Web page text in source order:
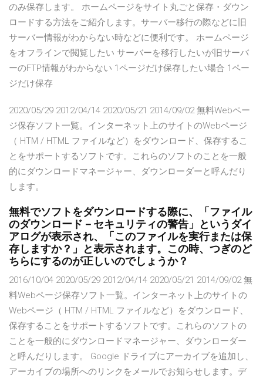
のみ保存します。 ホームページをサイト丸ごと保存・ダウン
ロードする方法をご紹介します。サーバー移行の際などに旧
サーバー情報がわからない時などに便利です。 ホームページ
をオフラインで閲覧したい サーバーを移行したいが旧サーバ
ーのFTP情報がわからない 1ページだけ保存したい場合 1ペー
ジだけ保存
2020/05/29 2012/04/14 2020/05/21 2014/09/02 無料Webペー
ジ保存ソフト一覧。インターネット上のサイトのWebページ
（ HTM / HTML ファイルなど）をダウンロード、保存するこ
とをサポートするソフトです。これらのソフトのことを一般
的にダウンロードマネージャー、ダウンローダーと呼んだり
します。
無料でソフトをダウンロードする際に、「ファイル
のダウンロード－セキュリティの警告」というダイ
アログが表示され、「このファイルを実行または保
存しますか？」と表示されます。この時、つぎのど
ちらにするのが正しいのでしょうか？
2016/10/04 2020/05/29 2012/04/14 2020/05/21 2014/09/02 無
料Webページ保存ソフト一覧。インターネット上のサイトの
Webページ（ HTM / HTML ファイルなど）をダウンロード、
保存することをサポートするソフトです。これらのソフトの
ことを一般的にダウンロードマネージャー、ダウンローダー
と呼んだりします。 Google ドライブにアーカイブを追加し、
アーカイブの場所へのリンクをメールでお知らせします。デ